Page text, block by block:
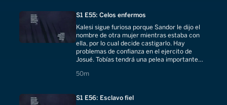
S1 E55: Celos enfermos
Kalesi sigue furiosa porque Sandor le dijo el
nombre de otra mujer mientras estaba con
ella, por lo cual decide castigarlo. Hay
problemas de confianza en el ejercito de
Josué. Tobías tendrá una pelea importante
50m
50 minutes
S1 E56: Esclavo fiel